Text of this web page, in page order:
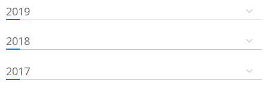
2019
2018
2017